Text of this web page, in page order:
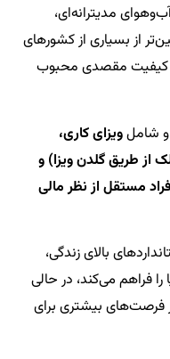
مدیترانه‌ای،
از بسیاری از کشورهای
کیفیت مقصدی محبوب
و شاملویزای کاری،
از طریق گلدن ویزا) و
مستقل از نظر مالی
بالای زندگی،
فراهم می‌کند، در حالی
فرصت‌های بیشتری برای